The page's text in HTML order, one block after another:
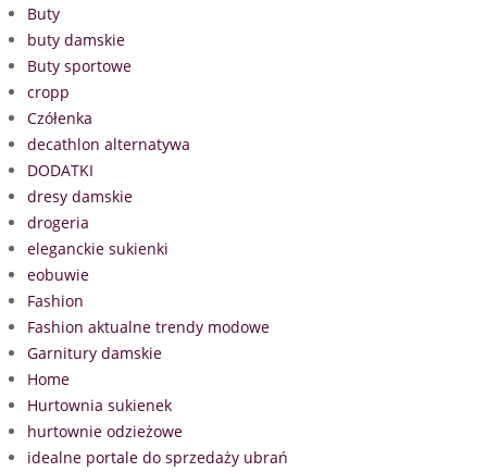
Buty
buty damskie
Buty sportowe
cropp
Czółenka
decathlon alternatywa
DODATKI
dresy damskie
drogeria
eleganckie sukienki
eobuwie
Fashion
Fashion aktualne trendy modowe
Garnitury damskie
Home
Hurtownia sukienek
hurtownie odzieżowe
idealne portale do sprzedaży ubrań